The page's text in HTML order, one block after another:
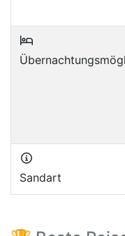
Sandart